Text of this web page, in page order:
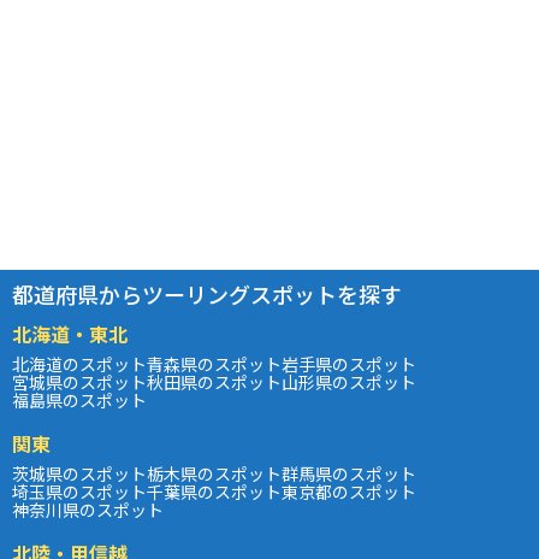
都道府県からツーリングスポットを探す
北海道・東北
北海道のスポット青森県のスポット岩手県のスポット
宮城県のスポット秋田県のスポット山形県のスポット
福島県のスポット
関東
茨城県のスポット栃木県のスポット群馬県のスポット
埼玉県のスポット千葉県のスポット東京都のスポット
神奈川県のスポット
北陸・甲信越